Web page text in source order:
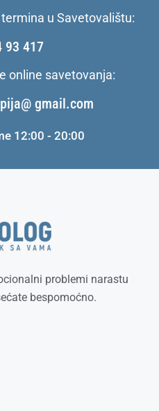
u Savetovalištu:
93 417
online savetovanja:
gmail.com
12:00 - 20:00
problemi narastu
bespomoćno.